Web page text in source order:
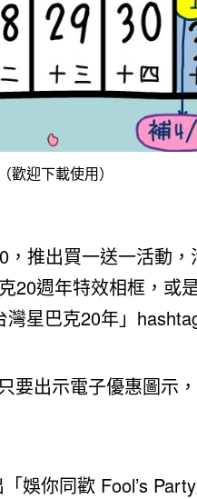
歡迎下載使用）
推出買一送一活動，
20週年特效相框，或
星巴克20年」
要出示電子優惠圖示
娛你同歡 Fool’s